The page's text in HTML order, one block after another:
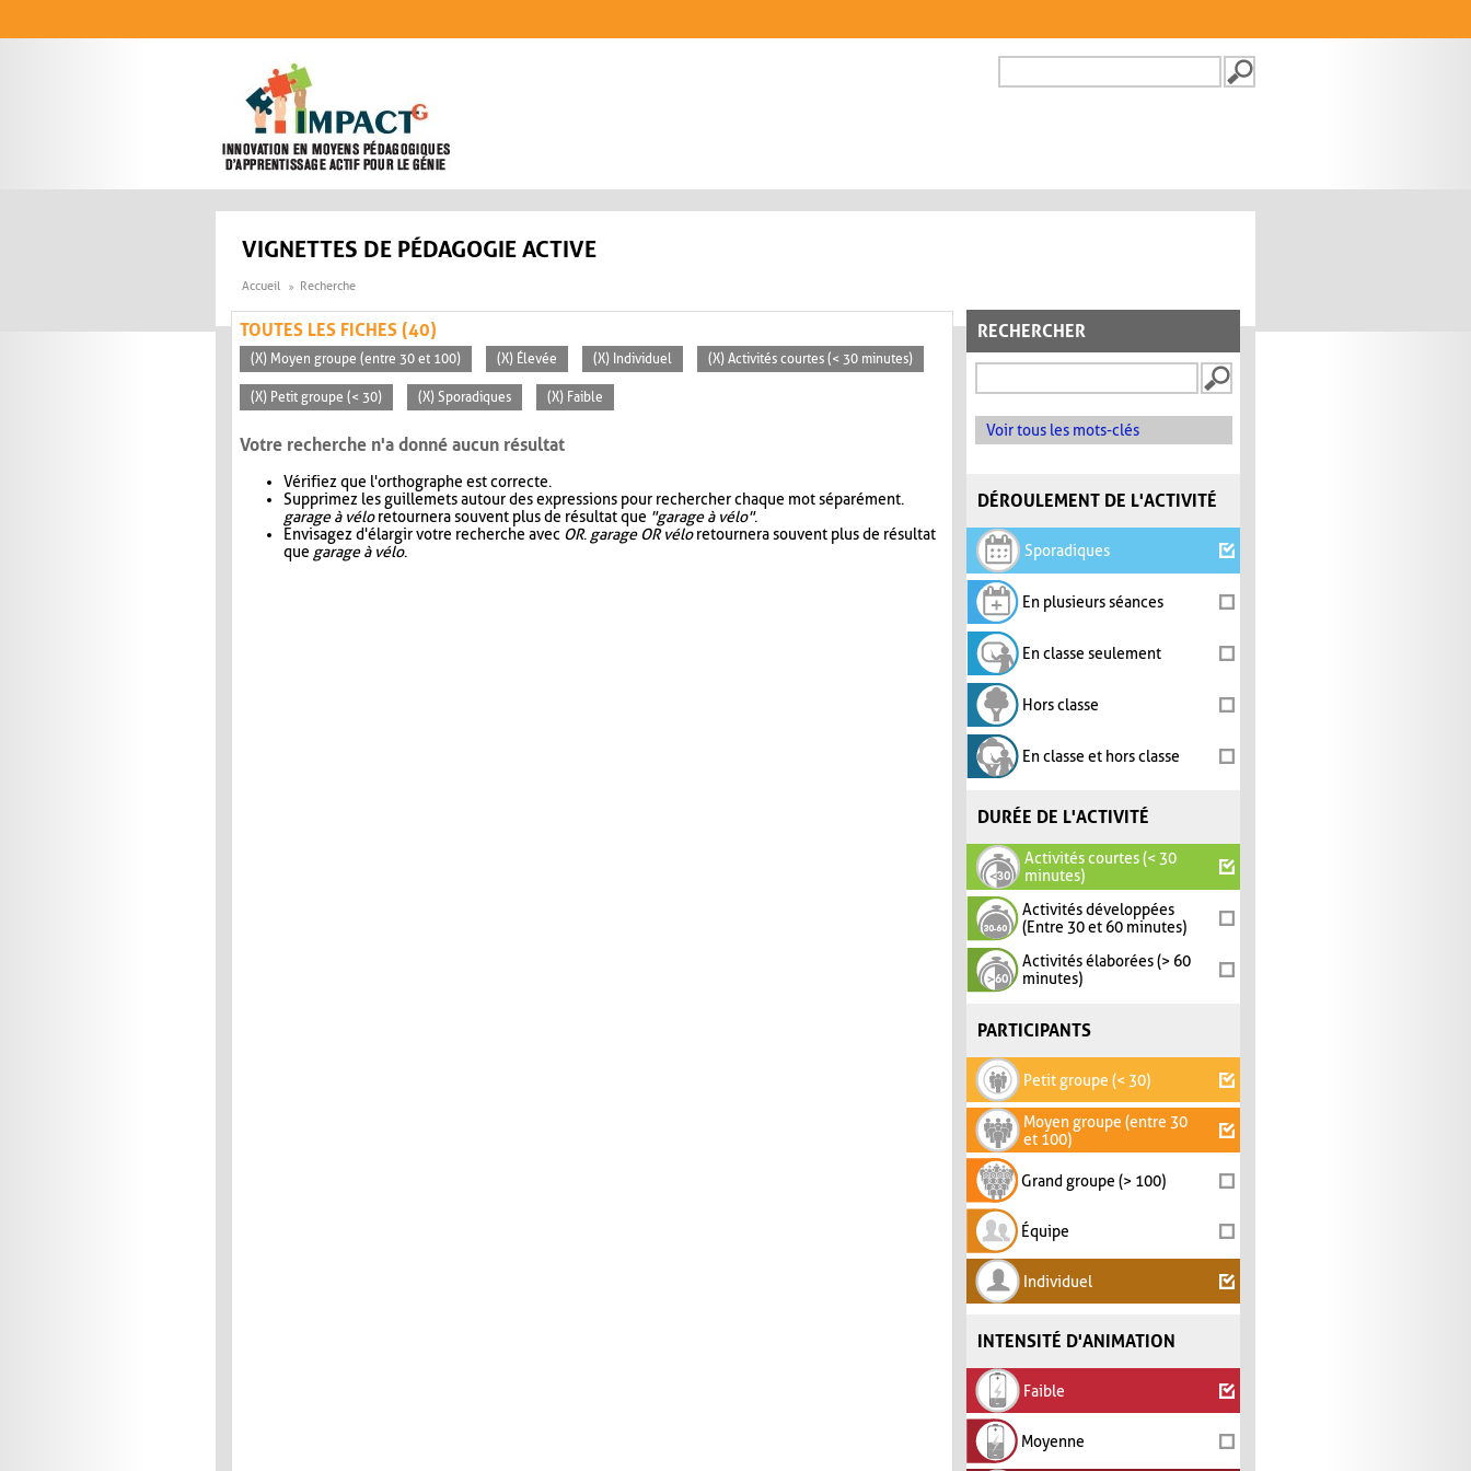
FORMULAIRE DE
VIGNETTES DE PÉDAGOGIE ACTIVE
Accueil Recherche
RECHERCHER
Voir tous les mots-clés
DÉROULEMENT DE L'ACTIVITÉ
Sporadiques
En plusieurs séances
En classe seulement
Hors classe
En classe et hors classe
DURÉE DE L'ACTIVITÉ
Activités courtes (< 30
minutes)
Activités développées
(Entre 30 et 60 minutes)
Activités élaborées (> 60
minutes)
PARTICIPANTS
Petit groupe (< 30)
Moyen groupe (entre 30
et 100)
Grand groupe (> 100)
Équipe
Individuel
INTENSITÉ D'ANIMATION
Faible
Moyenne
TOUTES LES FICHES (40)
(X) Moyen groupe (entre 30 et 100) (X) Élevée (X) Individuel (X) Activités courtes (< 30 minutes)
(X) Petit groupe (< 30) (X) Sporadiques (X) Faible
Votre recherche n'a donné aucun résultat
Vérifiez que l'orthographe est correcte.
Supprimez les guillemets autour des expressions pour rechercher chaque mot séparément.
garage à véloretournera souvent plus de résultat que "garage à vélo".
Envisagez d'élargir votre recherche avec OR. garage OR véloretournera souvent plus de résultat
que garage à vélo.